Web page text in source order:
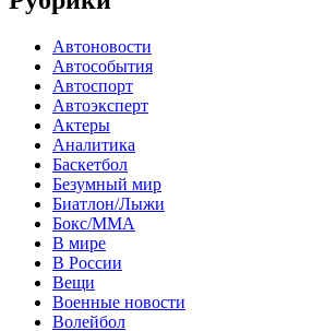
Автоновости
Автособытия
Автоспорт
Автоэксперт
Актеры
Аналитика
Баскетбол
Безумный мир
Биатлон/Лыжи
Бокс/MMA
В мире
В России
Вещи
Военные новости
Волейбол